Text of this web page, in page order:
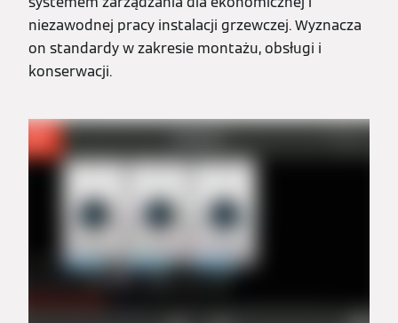
niezawodnej pracy instalacji grzewczej. Wyznacza
on standardy w zakresie montażu, obsługi i
konserwacji.